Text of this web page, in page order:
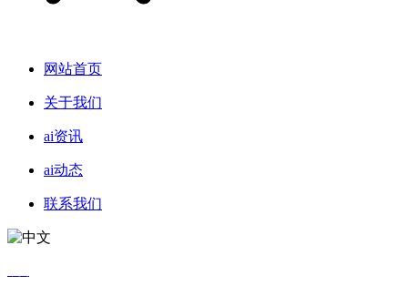
网站首页
关于我们
ai资讯
ai动态
联系我们